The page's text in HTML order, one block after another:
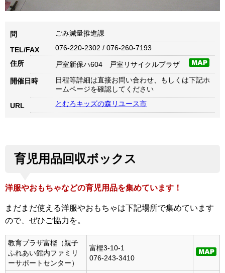
問 ごみ減量推進課
TEL/FAX
076-220-2302 / 076-260-7193
住所
戸室新保ハ604 戸室リサイクルプラザ
開催日時
日程等詳細は直接お問い合わせ、もしくは下記ホ
ームページを確認してください
URL とむろキッズの森リユース市
育児用品回収ボックス
洋服やおもちゃなどの育児用品を集めています！
まだまだ使える洋服やおもちゃは下記場所で集めています
ので、ぜひご協力を。
教育プラザ富樫（親子
ふれあい館内ファミリ
ーサポートセンター）
富樫3-10-1
076-243-3410